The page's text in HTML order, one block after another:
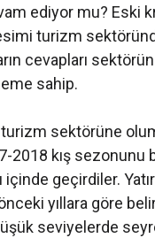
ediyor mu? Eski
turizm
cevapları
sahip.
sektörüne
2018 kış sezonunu
içinde geçirdiler.
yıllara göre
seviyelerde